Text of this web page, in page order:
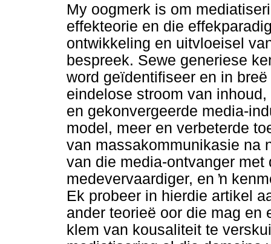
My oogmerk is om
effekteorie en die
ontwikkeling en uitvloeisel
bespreek. Sewe generiese
word geïdentifiseer en in
eindelose stroom van
en gekonvergeerde media-
model, meer en verbeterde
van massakommunikasie na
van die media-ontvanger met
medevervaardiger, en ŉ
Ek probeer in hierdie artikel
ander teorieë oor die mag en
klem van kousaliteit te